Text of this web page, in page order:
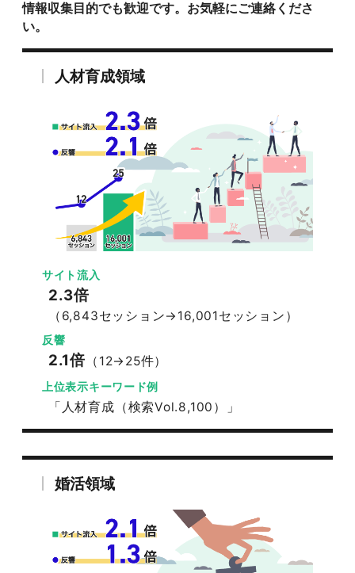
情報収集目的でも歓迎です。お気軽にご連絡くださ
い。
人材育成領域
サイト流入
2.3倍
（6,843セッション→16,001セッション）
反響
2.1倍 （12→25件）
上位表示キーワード例
「人材育成（検索Vol.8,100）」
婚活領域